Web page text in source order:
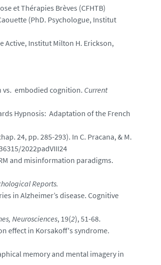
et Thérapies Brèves (CFHTB)
(PhD. Psychologue, Institut
Active, Institut Milton H. Erickson,
vs. embodied cognition. Current
Hypnosis: Adaptation of the French
24, pp. 285-293). In C. Pracana, & M.
2022padVIII24
and misinformation paradigms.
Reports.
in Alzheimer’s disease. Cognitive
Neurosciences, 19(2), 51-68.
effect in Korsakoff's syndrome.
memory and mental imagery in